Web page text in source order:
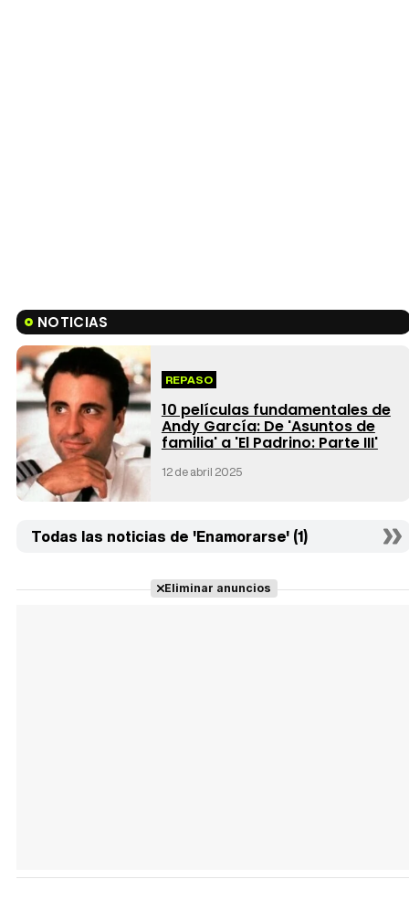
NOTICIAS
REPASO
10 películas fundamentales de
Andy García: De 'Asuntos de
familia' a 'El Padrino: Parte III'
12 de abril 2025
Todas las noticias de 'Enamorarse' (1)
Eliminar anuncios